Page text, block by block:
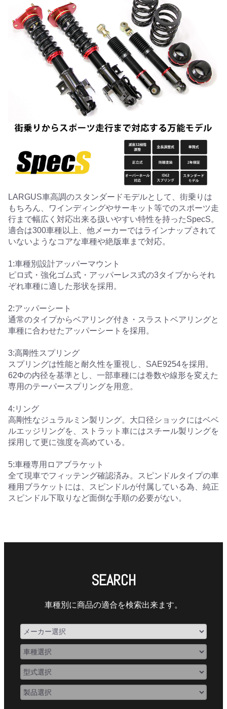
LARGUS車高調のスタンダードモデルとして、街乗りは
もちろん、ワインディングやサーキット等でのスポーツ走
行まで幅広く対応出来る扱いやすい特性を持ったSpecS。
適合は300車種以上、他メーカーではラインナップされて
いないようなコアな車種や絶版車まで対応。
1:車種別設計アッパーマウント
ピロ式・強化ゴム式・アッパーレス式の3タイプからそれ
ぞれ車種に適した形状を採用。
2:アッパーシート
通常のタイプからベアリング付き・スラストベアリングと
車種に合わせたアッパーシートを採用。
3:高剛性スプリング
スプリングは性能と耐久性を重視し、SAE9254を採用。
62Φの内径を基準とし、一部車種には巻数や線形を変えた
専用のテーパースプリングを用意。
4:リング
高剛性なジュラルミン製リング。大口径ショックにはベベ
ルエッジリングを、ストラット車にはスチール製リングを
採用して更に強度を高めている。
5:車種専用ロアブラケット
全て現車でフィッテング確認済み。スピンドルタイプの車
種用ブラケットには、スピンドルが付属している為、純正
スピンドル下取りなど面倒な手順の必要がない。
SEARCH
車種別に商品の適合を検索出来ます。